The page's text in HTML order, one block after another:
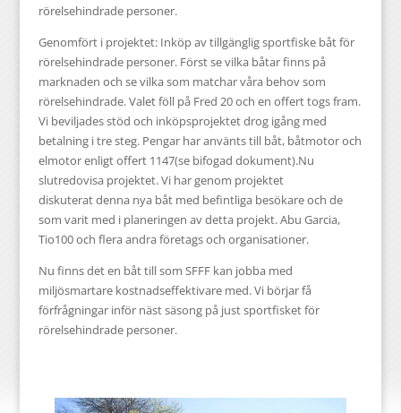
rörelsehindrade personer.
Genomfört i projektet: Inköp av tillgänglig sportfiske båt för
rörelsehindrade personer. Först se vilka båtar finns på
marknaden och se vilka som matchar våra behov som
rörelsehindrade. Valet föll på Fred 20 och en offert togs fram.
Vi beviljades stöd och inköpsprojektet drog igång med
betalning i tre steg. Pengar har använts till båt, båtmotor och
elmotor enligt offert 1147(se bifogad dokument).Nu
slutredovisa projektet. Vi har genom projektet
diskuterat denna nya båt med befintliga besökare och de
som varit med i planeringen av detta projekt. Abu Garcia,
Tio100 och flera andra företags och organisationer.
Nu finns det en båt till som SFFF kan jobba med
miljösmartare kostnadseffektivare med. Vi börjar få
förfrågningar inför näst säsong på just sportfisket för
rörelsehindrade personer.